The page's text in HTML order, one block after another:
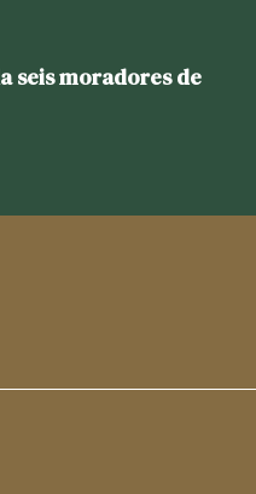
seis moradores de